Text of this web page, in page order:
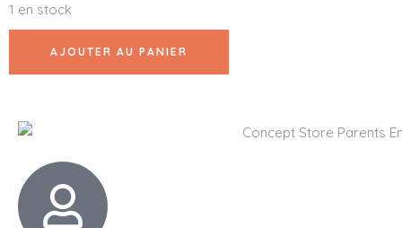
1 en stock
AJOUTER AU PANIER